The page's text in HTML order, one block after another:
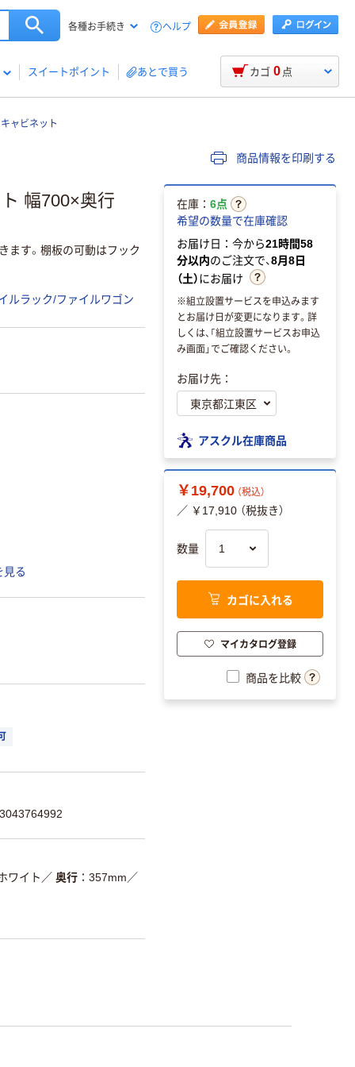
各種お手続き ヘルプ
スイートポイント あとで買う カゴ 0 点
ャビネット
商品情報を印刷する
幅700×奥行
ます。棚板の可動はフック
ルラック/ファイルワゴン
見る
ワイト ／ 奥行 357mm／
在庫： 6点
希望の数量で在庫確認
お届け日：今から21時間58
分以内のご注文で、8月8日
（土）にお届け
※組立設置サービスを申込みます
とお届け日が変更になります。詳
しくは、「組立設置サービスお申込
み画面」でご確認ください。
お届け先：
アスクル在庫商品
￥19,700 （税込）
／ ￥17,910 （税抜き）
数量
カゴに入れる
マイカタログ登録
商品を比較